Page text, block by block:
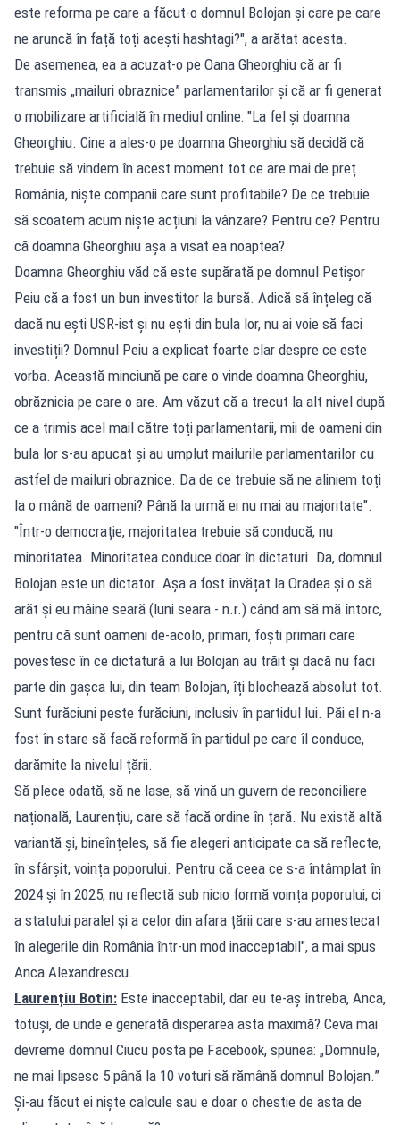
este reforma pe care a făcut-o domnul Bolojan și care pe care
ne aruncă în față toți acești hashtagi?", a arătat acesta.
De asemenea, ea a acuzat-o pe Oana Gheorghiu că ar fi
transmis „mailuri obraznice” parlamentarilor și că ar fi generat
o mobilizare artificială în mediul online: "La fel și doamna
Gheorghiu. Cine a ales-o pe doamna Gheorghiu să decidă că
trebuie să vindem în acest moment tot ce are mai de preț
România, niște companii care sunt profitabile? De ce trebuie
să scoatem acum niște acțiuni la vânzare? Pentru ce? Pentru
că doamna Gheorghiu așa a visat ea noaptea?
Doamna Gheorghiu văd că este supărată pe domnul Petișor
Peiu că a fost un bun investitor la bursă. Adică să înțeleg că
dacă nu ești USR-ist și nu ești din bula lor, nu ai voie să faci
investiții? Domnul Peiu a explicat foarte clar despre ce este
vorba. Această minciună pe care o vinde doamna Gheorghiu,
obrăznicia pe care o are. Am văzut că a trecut la alt nivel după
ce a trimis acel mail către toți parlamentarii, mii de oameni din
bula lor s-au apucat și au umplut mailurile parlamentarilor cu
astfel de mailuri obraznice. Da de ce trebuie să ne aliniem toți
la o mână de oameni? Până la urmă ei nu mai au majoritate".
"Într-o democrație, majoritatea trebuie să conducă, nu
minoritatea. Minoritatea conduce doar în dictaturi. Da, domnul
Bolojan este un dictator. Așa a fost învățat la Oradea și o să
arăt și eu mâine seară (luni seara - n.r.) când am să mă întorc,
pentru că sunt oameni de-acolo, primari, foști primari care
povestesc în ce dictatură a lui Bolojan au trăit și dacă nu faci
parte din gașca lui, din team Bolojan, îți blochează absolut tot.
Sunt furăciuni peste furăciuni, inclusiv în partidul lui. Păi el n-a
fost în stare să facă reformă în partidul pe care îl conduce,
darămite la nivelul țării.
Să plece odată, să ne lase, să vină un guvern de reconciliere
națională, Laurențiu, care să facă ordine în țară. Nu există altă
variantă și, bineînțeles, să fie alegeri anticipate ca să reflecte,
în sfârșit, voința poporului. Pentru că ceea ce s-a întâmplat în
2024 și în 2025, nu reflectă sub nicio formă voința poporului, ci
a statului paralel și a celor din afara țării care s-au amestecat
în alegerile din România într-un mod inacceptabil", a mai spus
Anca Alexandrescu.
Laurențiu Botin: Este inacceptabil, dar eu te-aș întreba, Anca,
totuși, de unde e generată disperarea asta maximă? Ceva mai
devreme domnul Ciucu posta pe Facebook, spunea: „Domnule,
ne mai lipsesc 5 până la 10 voturi să rămână domnul Bolojan.”
Și-au făcut ei niște calcule sau e doar o chestie de asta de